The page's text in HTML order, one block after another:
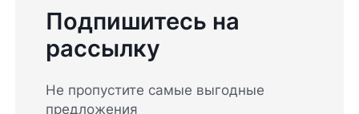
Подпишитесь на
рассылку
Не пропустите самые выгодные
предложения